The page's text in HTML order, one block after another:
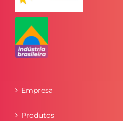
Empresa
Produtos